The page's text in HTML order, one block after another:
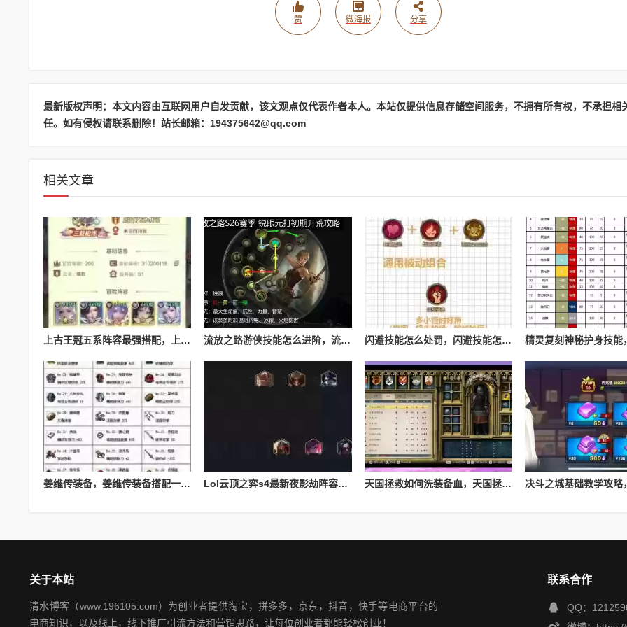
赞 微海报 分享
最新版权声明：本文内容由互联网用户自发贡献，该文观点仅代表作者本人。本站仅提供信息存储空间服务，不拥有所有权，不承担相
任。如有侵权请联系删除！站长邮箱：194375642@qq.com
相关文章
上古王冠五系阵容最强搭配，上古王冠五星排行 流放之路游侠技能怎么进阶，流放之路游侠技能怎么进阶的 闪避技能怎么处罚，闪避技能怎么处罚队友
姜维传装备，姜维传装备搭配一览表最新 Lol云顶之弈s4最新夜影劫阵容搭配，云顶之奕夜影劫阵容 天国拯救如何洗装备血，天国拯救怎么洗衣服
关于本站
清水博客（www.196105.com）为创业者提供淘宝，拼多多，京东，抖音，快手等电商平台的
电商知识，以及线上，线下推广引流方法和营销思路，让每位创业者都能轻松创业！
联系合作
QQ：